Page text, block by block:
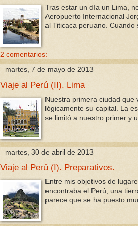
Tras estar un día un Lima,
Aeropuerto Internacional
al Titicaca peruano. Cuando
2 comentarios:
martes, 7 de mayo de 2013
Viaje al Perú (II). Lima
Nuestra primera ciudad que
lógicamente su capital. La
se limitó a nuestro primer y
martes, 30 de abril de 2013
Viaje al Perú (I). Preparativos.
Entre mis objetivos de
encontraba el Perú, una
parece que se ha puesto